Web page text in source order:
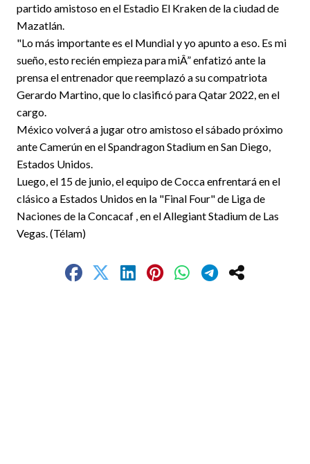
partido amistoso en el Estadio El Kraken de la ciudad de
Mazatlán.
"Lo más importante es el Mundial y yo apunto a eso. Es mi
sueño, esto recién empieza para miÂ” enfatizó ante la
prensa el entrenador que reemplazó a su compatriota
Gerardo Martino, que lo clasificó para Qatar 2022, en el
cargo.
México volverá a jugar otro amistoso el sábado próximo
ante Camerún en el Spandragon Stadium en San Diego,
Estados Unidos.
Luego, el 15 de junio, el equipo de Cocca enfrentará en el
clásico a Estados Unidos en la "Final Four" de Liga de
Naciones de la Concacaf , en el Allegiant Stadium de Las
Vegas. (Télam)